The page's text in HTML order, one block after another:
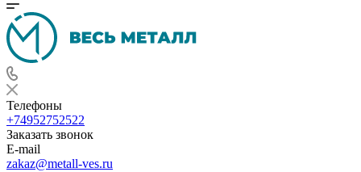
Телефоны
+74952752522
Заказать звонок
E-mail
zakaz@metall-ves.ru